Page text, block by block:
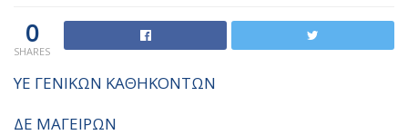
0
SHARES
ΥΕ ΓΕΝΙΚΩΝ ΚΑΘΗΚΟΝΤΩΝ
ΔΕ ΜΑΓΕΙΡΩΝ